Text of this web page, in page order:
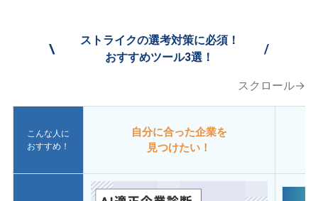
\
ストライクの選考対策に必須！
おすすめツール3選！
/
スクロール→
こんな人に
おすすめ！
自分に合った企業を
見つけたい！